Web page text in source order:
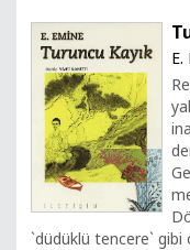
E.
`düdüklü tencere` gibi